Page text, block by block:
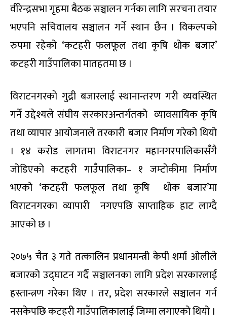
वीरेन्द्रसभा गृहमा बैठक सञ्चालन गर्नका लागि सरचना तयार
भएपनि सचिवालय सञ्चालन गर्ने स्थान छैन । विकल्पको
रुपमा रहेको ‘कटहरी फलफूल तथा कृषि थोक बजार’
कटहरी गाउँपालिका मातहतमा छ ।
विराटनगरको गुद्री बजारलाई स्थानान्तरण गरी व्यवस्थित
गर्ने उद्देश्यले संघीय सरकारअन्तर्गतको व्यावसायिक कृषि
तथा व्यापार आयोजनाले तरकारी बजार निर्माण गरेको थियो
। १४ करोड लागतमा विराटनगर महानगरपालिकासँगै
जोडिएको कटहरी गाउँपालिका– १ जम्टोकीमा निर्माण
भएको ‘कटहरी फलफूल तथा कृषि थोक बजार’मा
विराटनगरका व्यापारी नगएपछि साप्ताहिक हाट लाग्दै
आएको छ ।
२०७५ चैत ३ गते तत्कालिन प्रधानमन्त्री केपी शर्मा ओलीले
बजारको उद्घाटन गर्दै सञ्चालनका लागि प्रदेश सरकारलाई
हस्तान्त्रण गरेका थिए । तर, प्रदेश सरकारले सञ्चालन गर्न
नसकेपछि कटहरी गाउँपालिकालाई जिम्मा लगाएको थियो ।